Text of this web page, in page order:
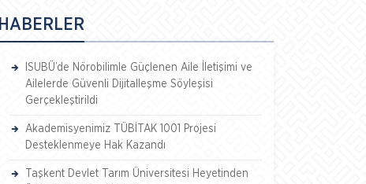
HABERLER
ISUBÜ’de Nörobilimle Güçlenen Aile İletişimi ve
Ailelerde Güvenli Dijitalleşme Söyleşisi
Gerçekleştirildi
Akademisyenimiz TÜBİTAK 1001 Projesi
Desteklenmeye Hak Kazandı
Taşkent Devlet Tarım Üniversitesi Heyetinden